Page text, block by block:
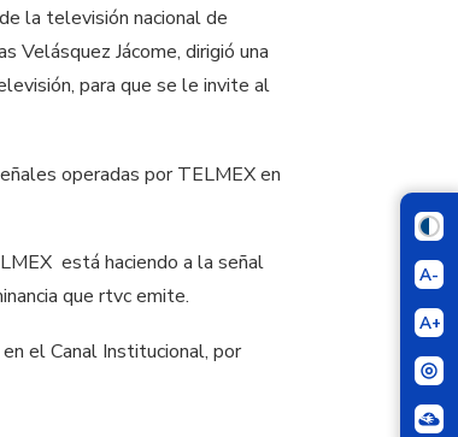
A-
A+
la televisión nacional de
Velásquez Jácome, dirigió una
para que se le invite al
operadas por TELMEX en
está haciendo a la señal
que rtvc emite.
el Canal Institucional, por